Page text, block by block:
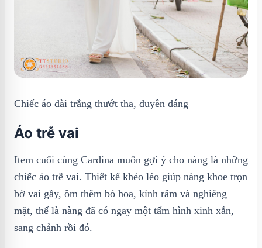
Chiếc áo dài trắng thướt tha, duyên dáng
Áo trễ vai
Item cuối cùng Cardina muốn gợi ý cho nàng là những
chiếc áo trễ vai. Thiết kế khéo léo giúp nàng khoe trọn
bờ vai gầy, ôm thêm bó hoa, kính râm và nghiêng
mặt, thế là nàng đã có ngay một tấm hình xinh xắn,
sang chảnh rồi đó.